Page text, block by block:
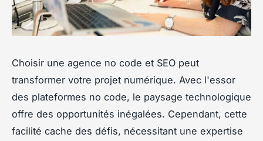
Choisir une agence no code et SEO peut
transformer votre projet numérique. Avec l'essor
des plateformes no code, le paysage technologique
offre des opportunités inégalées. Cependant, cette
facilité cache des défis, nécessitant une expertise